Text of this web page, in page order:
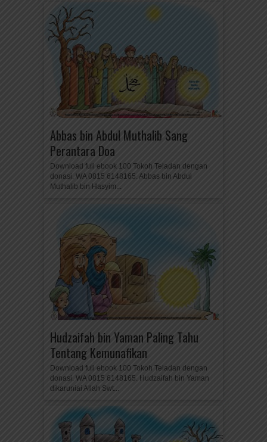
Abbas bin Abdul Muthalib Sang
Perantara Doa
Download full ebook 100 Tokoh Teladan dengan
donasi. WA 0815 6148165. Abbas bin Abdul
Muthalib bin Hasyim...
Hudzaifah bin Yaman Paling Tahu
Tentang Kemunafikan
Download full ebook 100 Tokoh Teladan dengan
donasi. WA 0815 6148165. Hudzaifah bin Yaman
dikaruniai Allah Swt...